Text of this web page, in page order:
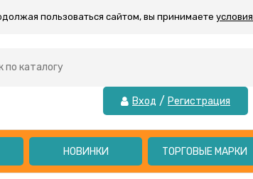
пользоваться сайтом, вы принимаете
Вход / Регистрация
НОВИНКИ ТОРГОВЫЕ МАРКИ